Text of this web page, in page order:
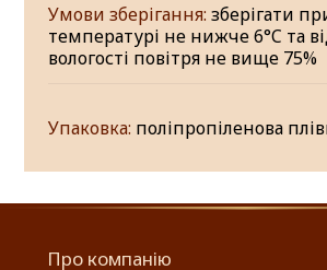
Умови зберігання: зберігати
температурі не нижче 6°C та
вологості повітря не вище 75%
Упаковка: поліпропіленова
Про компанію